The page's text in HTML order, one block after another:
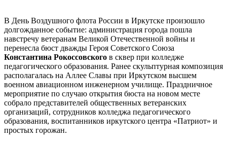
В День Воздушного флота России в Иркутске произошло
долгожданное событие: администрация города пошла
навстречу ветеранам Великой Отечественной войны и
перенесла бюст дважды Героя Советского Союза
Константина Рокоссовского в сквер при колледже
педагогического образования. Ранее скульптурная композиция
располагалась на Аллее Славы при Иркутском высшем
военном авиационном инженерном училище. Праздничное
мероприятие по случаю открытия бюста на новом месте
собрало представителей общественных ветеранских
организаций, сотрудников колледжа педагогического
образования, воспитанников иркутского центра «Патриот» и
простых горожан.